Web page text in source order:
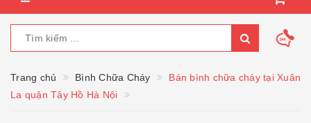
Trang chủ Bình Chữa Cháy
Bán bình chữa cháy tại Xuân
La quận Tây Hồ Hà Nội